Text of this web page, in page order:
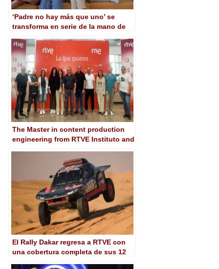
‘Padre no hay más que uno’ se
transforma en serie de la mano de
The Master in content production
engineering from RTVE Instituto and
El Rally Dakar regresa a RTVE con
una cobertura completa de sus 12